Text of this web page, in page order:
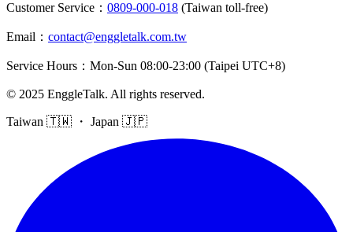
Customer Service ： 0809-000-018 (Taiwan toll-free)
Email ： contact@enggletalk.com.tw
Service Hours ： Mon-Sun 08:00-23:00 (Taipei UTC+8)
© 2025 EnggleTalk. All rights reserved.
Taiwan 🇹🇼 ・ Japan 🇯🇵